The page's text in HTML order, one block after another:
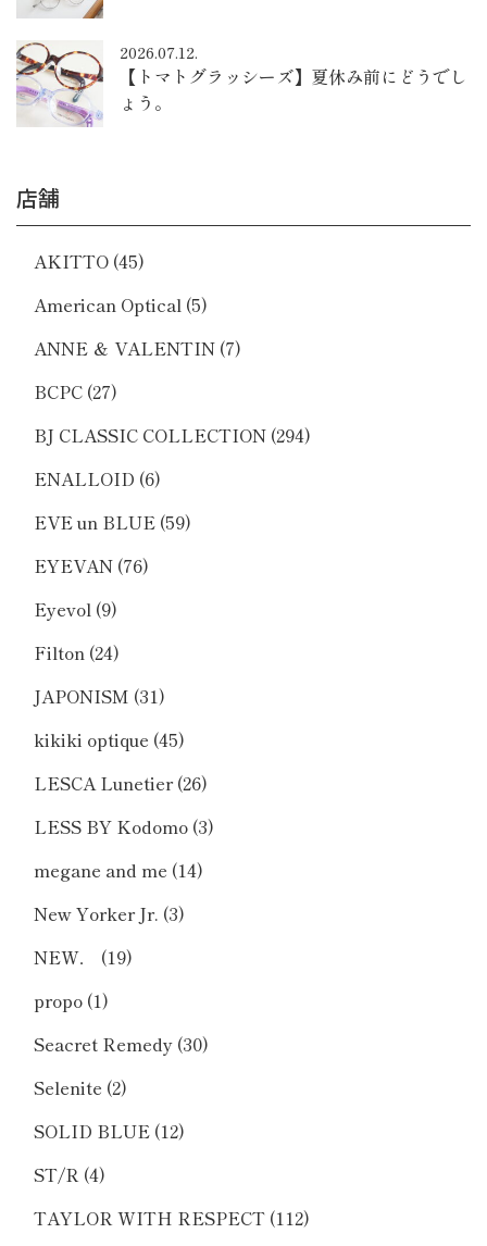
2026.07.12.
【トマトグラッシーズ】夏休み前にどうでし
ょう。
店舗
AKITTO (45)
American Optical (5)
ANNE ＆ VALENTIN (7)
BCPC (27)
BJ CLASSIC COLLECTION (294)
ENALLOID (6)
EVE un BLUE (59)
EYEVAN (76)
Eyevol (9)
Filton (24)
JAPONISM (31)
kikiki optique (45)
LESCA Lunetier(26)
LESS BY Kodomo (3)
megane and me (14)
New Yorker Jr. (3)
NEW．
(19)
propo (1)
Seacret Remedy (30)
Selenite (2)
SOLID BLUE (12)
ST/R (4)
TAYLOR WITH RESPECT (112)